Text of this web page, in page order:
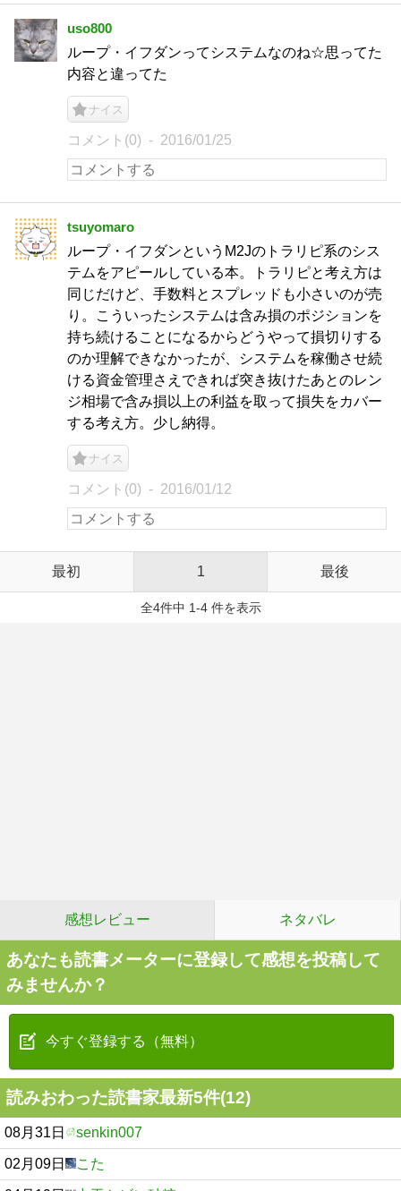
uso800
ループ・イフダンってシステムなのね☆思ってた
内容と違ってた
ナイス
コメント(0) 2016/01/25
tsuyomaro
ループ・イフダンというM2Jのトラリピ系のシス
テムをアピールしている本。トラリピと考え方は
同じだけど、手数料とスプレッドも小さいのが売
り。こういったシステムは含み損のポジションを
持ち続けることになるからどうやって損切りする
のか理解できなかったが、システムを稼働させ続
ける資金管理さえできれば突き抜けたあとのレン
ジ相場で含み損以上の利益を取って損失をカバー
する考え方。少し納得。
ナイス
コメント(0) 2016/01/12
最初 1 最後
全4件中 1-4 件を表示
感想レビュー ネタバレ
あなたも読書メーターに登録して感想を投稿して
みませんか？
今すぐ登録する（無料）
読みおわった読書家最新5件(12)
08月31日 senkin007
02月09日 こた